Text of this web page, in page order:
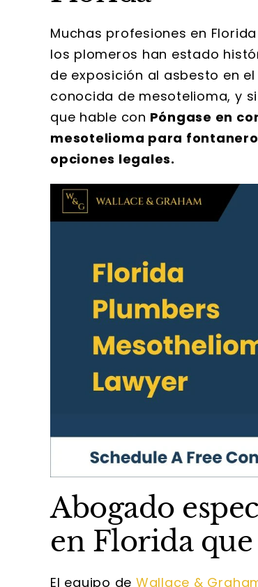
Muchas profesiones en
los plomeros han estado
de exposición al asbesto en
conocida de mesotelioma, y
que hable con Póngase en
mesotelioma para
opciones legales.
Abogado
en Florida
El equipo de Wallace &